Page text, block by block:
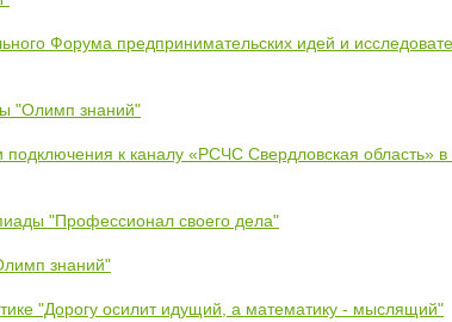
Форума предпринимательских идей и
"Олимп знаний"
к каналу «РСЧС Свердловская область»
"Профессионал своего дела"
знаний"
"Дорогу осилит идущий, а математику - мыслящий"